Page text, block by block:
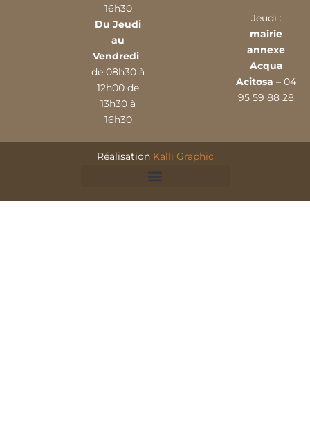
16h30
Du Jeudi
au
Vendredi:
de 08h30 à
12h00 de
13h30 à
16h30
Jeudi :
mairie
annexe
Acqua
Acitosa – 04
95 59 88 28
Réalisation Kalli Graphic